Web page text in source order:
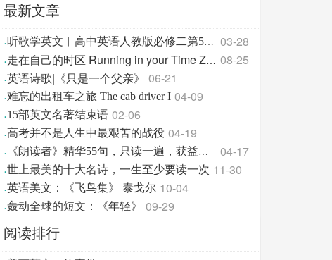
最新文章
· 听歌学英文︱高中英语人教版必修二第5单元 词汇 03-28
· 走在自己的时区 Running in your Time Zone 08-25
·英语诗歌|《只是一个父亲》 06-21
·难忘的出租车之旅 The cab driver I 04-09
·15部英文名著结束语 02-06
·高考并不是人生中最艰苦的战役 04-19
· 《朗读者》精华55句，只读一遍，获益终生！ 04-17
·世上最美的十大名诗，一生至少要读一次 11-30
·英语美文：《飞鸟集》 泰戈尔 10-04
·轰动全球的短文：《年轻》 09-29
阅读排行